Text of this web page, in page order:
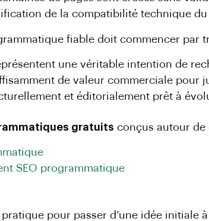
de la compatibilité technique du
fiable doit commencer par
une véritable intention de
de valeur commerciale pour
et éditorialement prêt à
gratuits conçus autour de
SEO programmatique
pour passer d’une idée initiale